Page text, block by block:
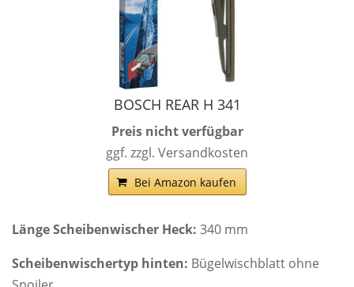
BOSCH REAR H 341
Preis nicht verfügbar
ggf. zzgl. Versandkosten
Bei Amazon kaufen
Länge Scheibenwischer Heck: 340 mm
Scheibenwischertyp hinten: Bügelwischblatt ohne